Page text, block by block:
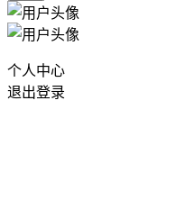
个人中心
退出登录